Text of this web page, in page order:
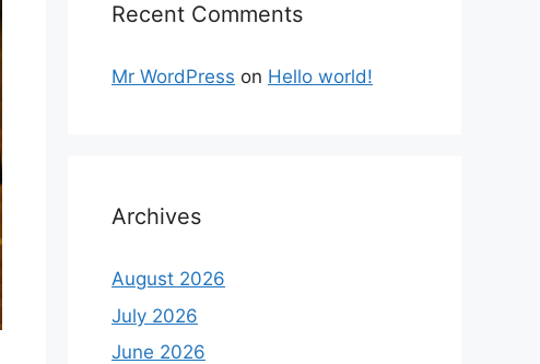
Recent Comments
Mr WordPress on Hello world!
Archives
August 2026
July 2026
June 2026